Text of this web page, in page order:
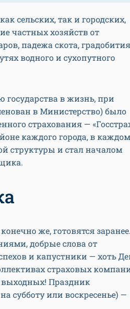
сельских, так и городских,
частных хозяйств от
падежа скота, градобития
водного и сухопутного
государства в жизнь, при
в Министерство) было
страхования —
каждого города, в каждом
структуры и стал началом
же, готовятся заранее.
добрые слова от
и капустники — хоть
страховых
Праздник
субботу или воскресенье) —